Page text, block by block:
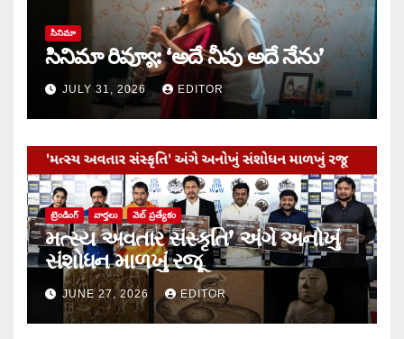
సినిమా
సినిమా రివ్యూ: ‘అదే నీవు అదే నేను’
JULY 31, 2026 EDITOR
ట్రెండింగ్ వార్త‌లు వెబ్ ప్రత్యేకం
મત્સ્ય અવતાર સંસ્કૃતિ’ અંગે અનોખું
સંશોધન માળખું રજૂ
JUNE 27, 2026 EDITOR